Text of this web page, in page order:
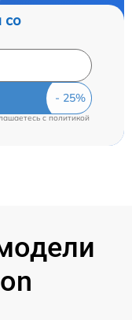
со
c политикой